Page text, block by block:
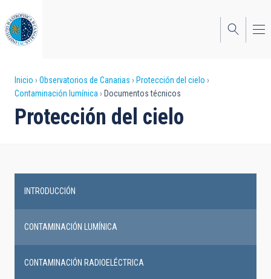
al
contenido
principal
Sobrescribir
enlaces
de
a
la
navegación
Inicio Observatorios de Canarias
Protección del cielo
Contaminación lumínica
Documentos técnicos
Protección del cielo
navigation
INTRODUCCIÓN
CONTAMINACIÓN LUMÍNICA
CONTAMINACIÓN RADIOELÉCTRICA